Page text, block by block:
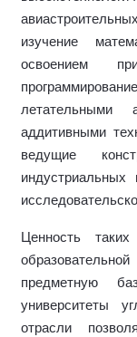
изучение
освоением
летательными
аддитивными
ведущие
Ценность
предметную
университеты
отрасли